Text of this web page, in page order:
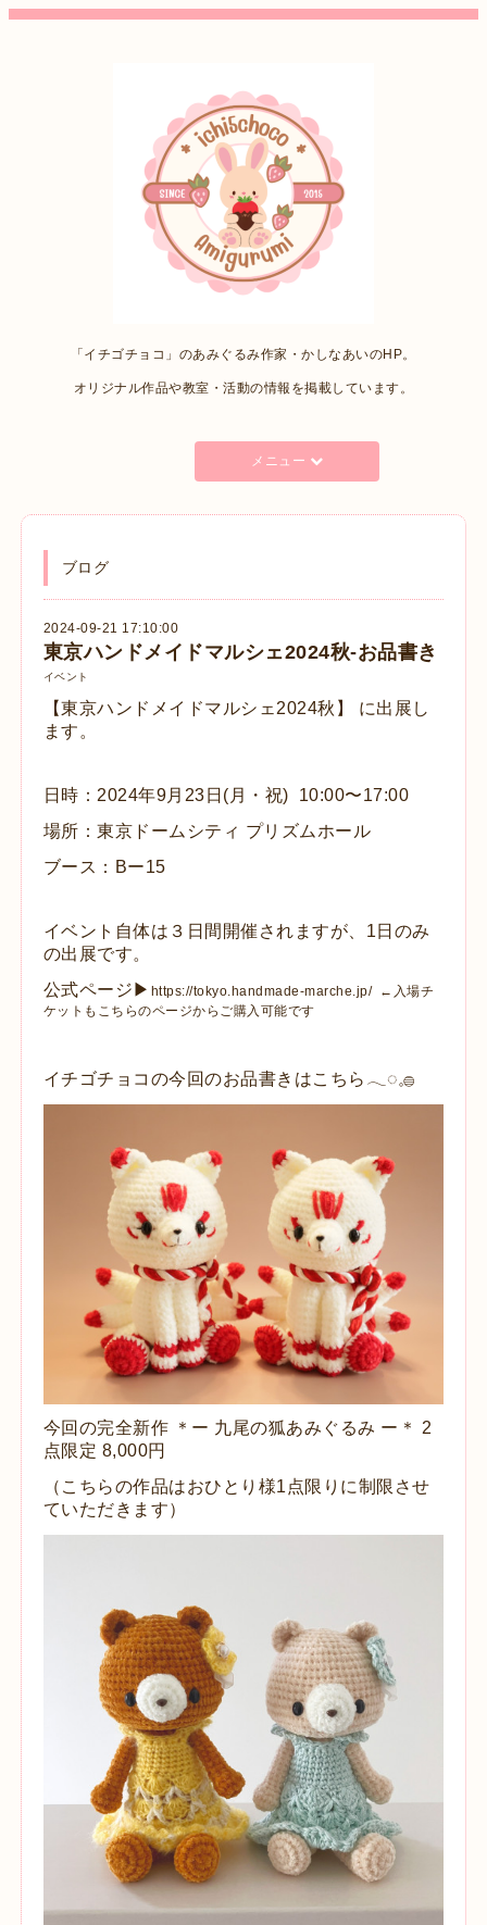
「イチゴチョコ」のあみぐるみ作家・かしなあいのHP。
オリジナル作品や教室・活動の情報を掲載しています。
メニュー
ブログ
2024-09-21 17:10:00
東京ハンドメイドマルシェ2024秋-お品書き
イベント
【東京ハンドメイドマルシェ2024秋】 に出展し
ます。
日時：2024年9月23日(月・祝) 10:00〜17:00
場所：東京ドームシティ プリズムホール
ブース：Bー15
イベント自体は３日間開催されますが、1日のみ
の出展です。
公式ページ▶︎ https://tokyo.handmade-marche.jp/←入場チ
ケットもこちらのページからご購入可能です
イチゴチョコの今回のお品書きはこちら𓂃◌𓈒𓐍
今回の完全新作 ＊ー 九尾の狐あみぐるみ ー＊ 2
点限定 8,000円
（こちらの作品はおひとり様1点限りに制限させ
ていただきます）